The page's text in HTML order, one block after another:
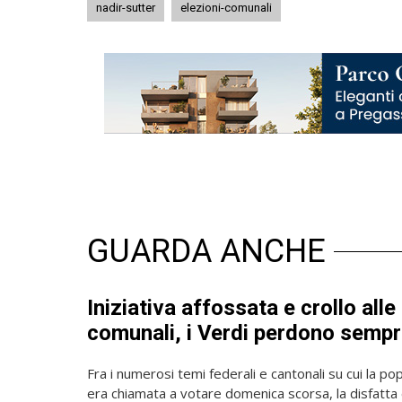
nadir-sutter elezioni-comunali
GUARDA ANCHE
Iniziativa affossata e crollo alle
comunali, i Verdi perdono
Fra i numerosi temi federali e cantonali su cui la
era chiamata a votare domenica scorsa, la